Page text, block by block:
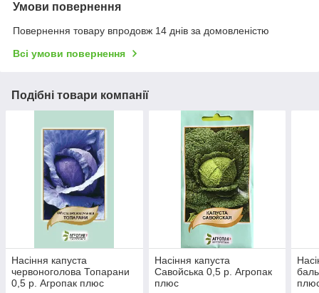
Умови повернення
Повернення товару впродовж 14 днів за домовленістю
Всі умови повернення
Подібні товари компанії
Насіння капуста
червоноголова Топарани
0,5 р. Агропак плюс
Насіння капуста
Савойська 0,5 р. Агропак
плюс